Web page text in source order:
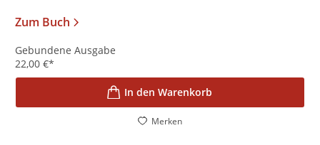
Zum Buch
Gebundene Ausgabe
22,00 €*
In den Warenkorb
Merken